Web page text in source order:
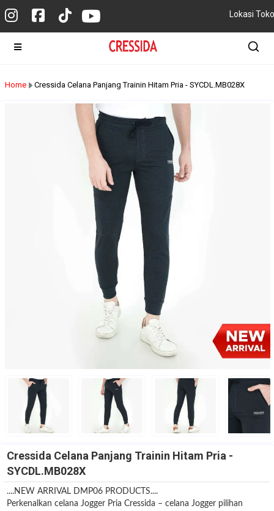
Lokasi Toko
Home Cressida Celana Panjang Trainin Hitam Pria - SYCDL.MB028X
Cressida Celana Panjang Trainin Hitam Pria -
SYCDL.MB028X
....NEW ARRIVAL DMP06 PRODUCTS....
Perkenalkan celana Jogger Pria Cressida – celana Jogger pilihan